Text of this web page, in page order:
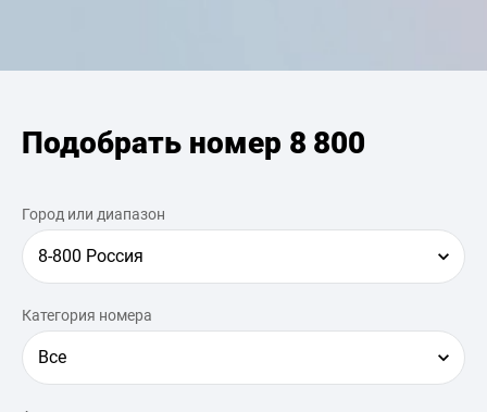
Подобрать номер 8 800
Город или диапазон
8-800 Россия
Категория номера
Все